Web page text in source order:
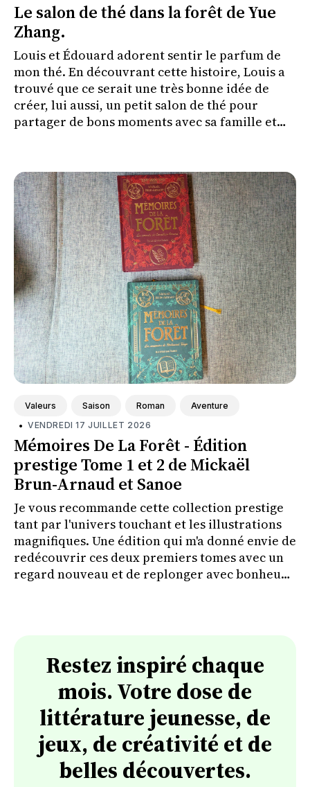
Le salon de thé dans la forêt de Yue
Zhang.
Louis et Édouard adorent sentir le parfum de
mon thé. En découvrant cette histoire, Louis a
trouvé que ce serait une très bonne idée de
créer, lui aussi, un petit salon de thé pour
partager de bons moments avec sa famille et
Valeurs Saison Roman Aventure
• VENDREDI 17 JUILLET 2026
Mémoires De La Forêt - Édition
prestige Tome 1 et 2 de Mickaël
Brun-Arnaud et Sanoe
Je vous recommande cette collection prestige
tant par l'univers touchant et les illustrations
magnifiques. Une édition qui m'a donné envie de
redécouvrir ces deux premiers tomes avec un
regard nouveau et de replonger avec bonheur
Restez inspiré chaque
mois. Votre dose de
littérature jeunesse, de
jeux, de créativité et de
belles découvertes.